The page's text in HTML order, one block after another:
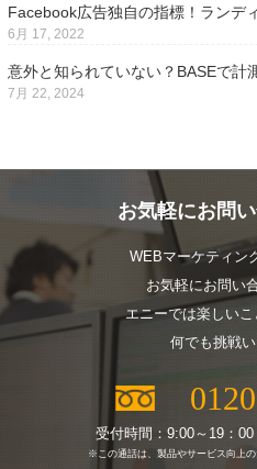
Facebook広告独自の指標！ランデ
6月 17, 2022
意外と知られていない？BASEで
7月 22, 2024
お気軽にお問
WEBマーケティン
お気軽にお問い
エニーでは楽しいこ
何でも挑戦
受付時間：9:00～19：00
※この通話は、製品やサービス向上の